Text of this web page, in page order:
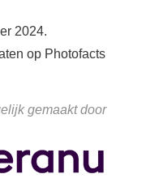
2024.
op Photofacts
gemaakt door